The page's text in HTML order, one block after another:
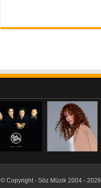
© Copyright - Söz Müzik 2004 - 2026